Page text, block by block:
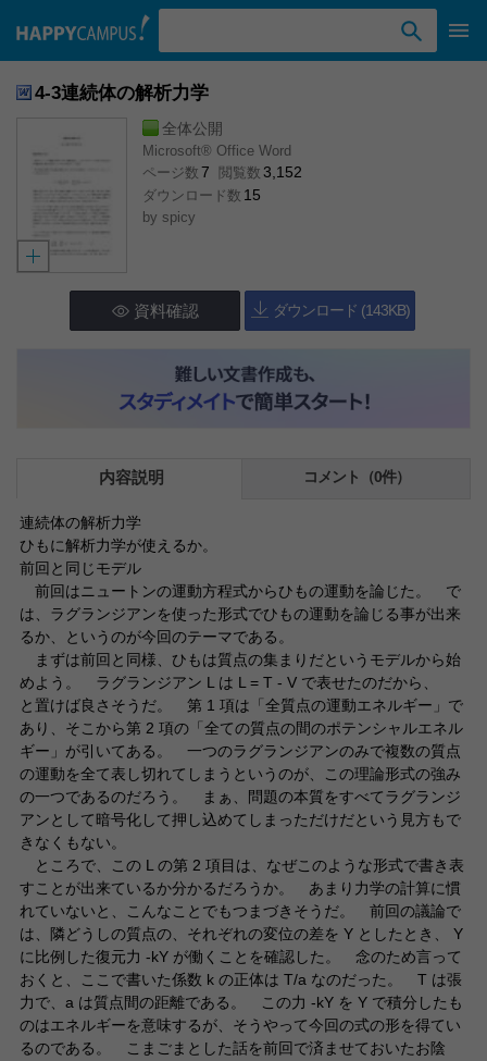
4-3連続体の解析力学
全体公開
Microsoft® Office Word
ページ数 7 閲覧数 3,152
ダウンロード数 15
by spicy
資料確認 ダウンロード (143KB)
内容説明 コメント（0件）
連続体の解析力学
ひもに解析力学が使えるか。
前回と同じモデル
前回はニュートンの運動方程式からひもの運動を論じた。 で
は、ラグランジアンを使った形式でひもの運動を論じる事が出来
るか、というのが今回のテーマである。
まずは前回と同様、ひもは質点の集まりだというモデルから始
めよう。 ラグランジアン L は L = T - V で表せたのだから、
と置けば良さそうだ。 第 1 項は「全質点の運動エネルギー」で
あり、そこから第 2 項の「全ての質点の間のポテンシャルエネル
ギー」が引いてある。 一つのラグランジアンのみで複数の質点
の運動を全て表し切れてしまうというのが、この理論形式の強み
の一つであるのだろう。 まぁ、問題の本質をすべてラグランジ
アンとして暗号化して押し込めてしまっただけだという見方もで
きなくもない。
ところで、この L の第 2 項目は、なぜこのような形式で書き表
すことが出来ているか分かるだろうか。 あまり力学の計算に慣
れていないと、こんなことでもつまづきそうだ。 前回の議論で
は、隣どうしの質点の、それぞれの変位の差を Y としたとき、 Y
に比例した復元力 -kY が働くことを確認した。 念のため言って
おくと、ここで書いた係数 k の正体は T/a なのだった。 T は張
力で、a は質点間の距離である。 この力 -kY を Y で積分したも
のはエネルギーを意味するが、そうやって今回の式の形を得てい
るのである。 こまごまとした話を前回で済ませておいたお陰